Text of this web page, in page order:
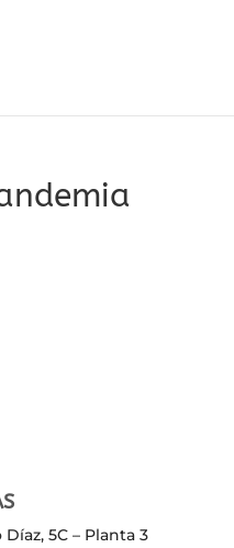
Díaz, 5C – Planta 3